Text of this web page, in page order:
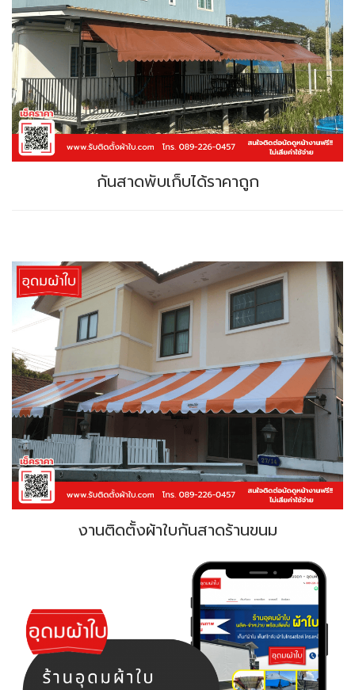
กันสาดพับเก็บได้ราคาถูก
งานติดตั้งผ้าใบกันสาดร้านขนม